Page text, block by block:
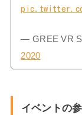
— GREE VR
2020
イベントの